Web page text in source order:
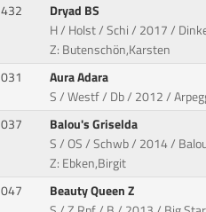
432
Dryad BS
H / Holst / Schi / 2017 /
Z: Butenschön,Karsten
031
Aura Adara
S / Westf / Db / 2012 /
037
Balou's Griselda
S / OS / Schwb / 2014 /
Z: Ebken,Birgit
047
Beauty Queen Z